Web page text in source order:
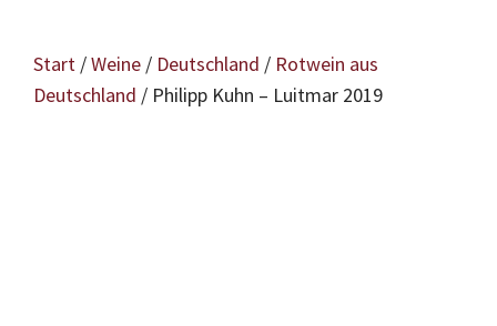
Start /Weine / Deutschland / Rotwein aus
Deutschland / Philipp Kuhn – Luitmar 2019